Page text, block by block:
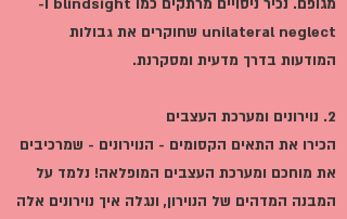
מגופם. נכיר ניסויים מרתקים כמו blindsight ו-
unilateral neglect שחוקרים את גבולות
המודעות בדרך מדעית ומסקרנת.
2. נוירונים ומערכת העצבים
הכירו את התאים הקסומים - הנוירונים - שמרכיבים
את מוחכם ומערכת העצבים המופלאה! נלמד על
המבנה המדהים של הנוירון, ונגלה איך נוירונים אלה